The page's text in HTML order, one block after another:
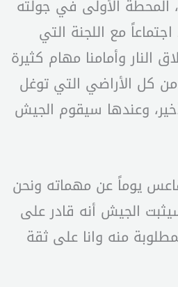
الأولى في جولته
مع اللجنة التي
وأمامنا مهام كثيرة
من كل الأراضي التي توغل
وعندها سيقوم الجيش
يوماً عن مهماته ونحن
الجيش أنه قادر على
منه وانا على ثقة